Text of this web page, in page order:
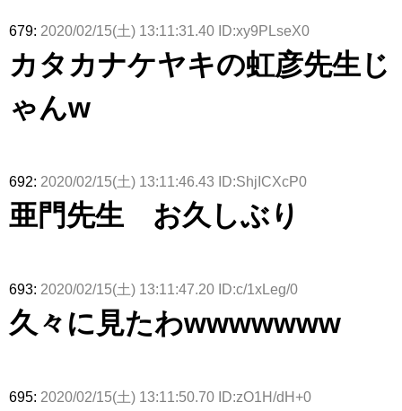
679: 2020/02/15(土) 13:11:31.40 ID:xy9PLseX0
カタカナケヤキの虹彦先生じ
ゃんw
692: 2020/02/15(土) 13:11:46.43 ID:ShjICXcP0
亜門先生 お久しぶり
693: 2020/02/15(土) 13:11:47.20 ID:c/1xLeg/0
久々に見たわwwwwwww
695: 2020/02/15(土) 13:11:50.70 ID:zO1H/dH+0